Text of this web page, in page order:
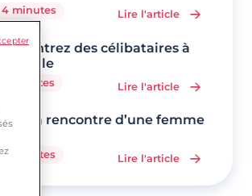
4 minutes Lire l'article
des célibataires à
Marseille
5 minutes Lire l'article
la rencontre d’une femme
9 minutes Lire l'article